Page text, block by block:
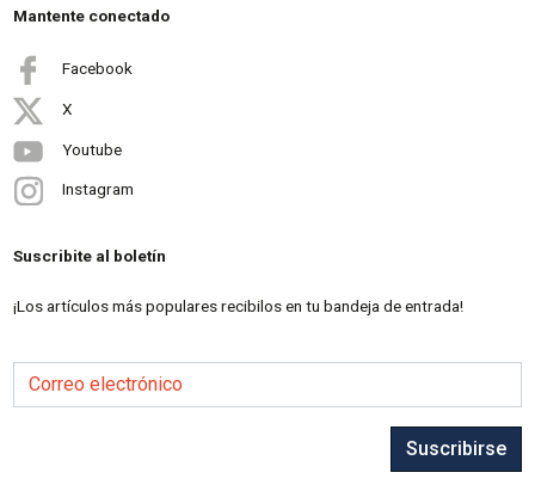
Mantente conectado
Facebook
X
Youtube
Instagram
Suscribite al boletín
¡Los artículos más populares recibilos en tu bandeja de entrada!
Correo electrónico
Suscribirse